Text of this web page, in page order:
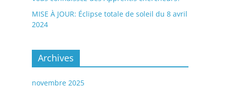
MISE À JOUR: Éclipse totale de soleil du 8 avril
2024
Archives
novembre 2025